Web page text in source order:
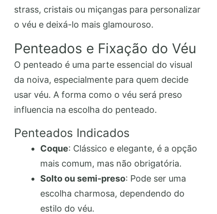
strass, cristais ou miçangas para personalizar
o véu e deixá-lo mais glamouroso.
Penteados e Fixação do Véu
O penteado é uma parte essencial do visual
da noiva, especialmente para quem decide
usar véu. A forma como o véu será preso
influencia na escolha do penteado.
Penteados Indicados
Coque: Clássico e elegante, é a opção
mais comum, mas não obrigatória.
Solto ou semi-preso: Pode ser uma
escolha charmosa, dependendo do
estilo do véu.